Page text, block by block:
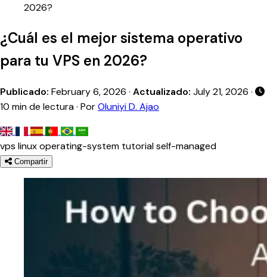
2026?
¿Cuál es el mejor sistema operativo
para tu VPS en 2026?
Publicado: February 6, 2026 · Actualizado: July 21, 2026 ·
10 min de lectura · PorOluniyi D. Ajao
vps linuxoperating-system tutorialself-managed
Compartir